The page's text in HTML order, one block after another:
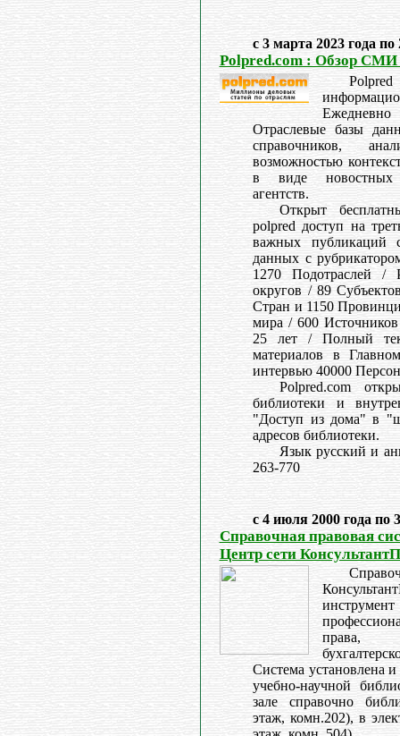
с 3 марта 2023 года
Polpred.com : Обзор СМИ
Отраслевые базы
справочников,
возможностью
в виде новостных
агентств.
Открыт
polpred доступ на
важных публикаций
данных с
1270 Подотраслей /
округов / 89
Стран и 1150
мира / 600
25 лет / Полный
материалов в
интервью 40000
Polpred.com
библиотеки и
"Доступ из дома" в
адресов библиотеки.
Язык русский и
263-770
с 4 июля 2000 года по
Справочная правовая
Центр сети
права,
Система установлена
учебно-научной
зале справочно
этаж, комн.202), в